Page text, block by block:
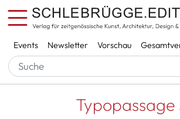
Direkt zum Inhalt
Services
Events Newsletter Vorschau
Pfadnavigation
Startseite Typopassage
Typopassage